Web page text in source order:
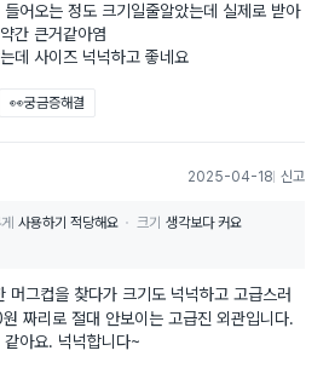
어오는 정도 크기일줄알았는데 실제로 받아
간 큰거같아염
데 사이즈 넉넉하고 좋네요
👀궁금증해결
2025-04-18 신고
사용하기 적당해요 크기 생각보다 커요
머그컵을 찾다가 크기도 넉넉하고 고급스러
짜리로 절대 안보이는 고급진 외관입니다.
아요. 넉넉합니다~